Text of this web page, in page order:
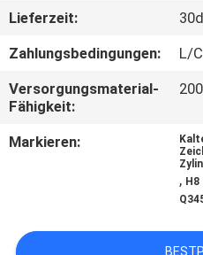
TRETEN
SIE
MIT
UNS
IN
FORDERN
Lieferzeit:
Zahlungsbedingungen:
L/
Versorgungsmaterial-
Fähigkeit:
Markieren:
,